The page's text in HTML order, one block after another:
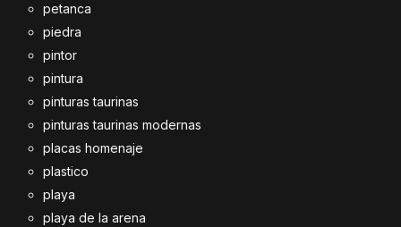
petanca
piedra
pintor
pintura
pinturas taurinas
pinturas taurinas modernas
placas homenaje
plastico
playa
playa de la arena